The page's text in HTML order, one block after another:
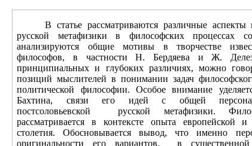
В статье рассматриваются различные
русской метафизики в философских процессах
анализируются общие мотивы в творчестве
философов, в частности Н. Бердяева и Ж.
принципиальных и глубоких различиях, можно
позиций мыслителей в понимании задач
политической философии. Особое внимание
Бахтина, связи его идей с общей
постсоловьевской
русской метафизики.
рассматривается в контексте опыта европейской
столетия. Обосновывается вывод, что именно
оригинальности его вариантов,
в